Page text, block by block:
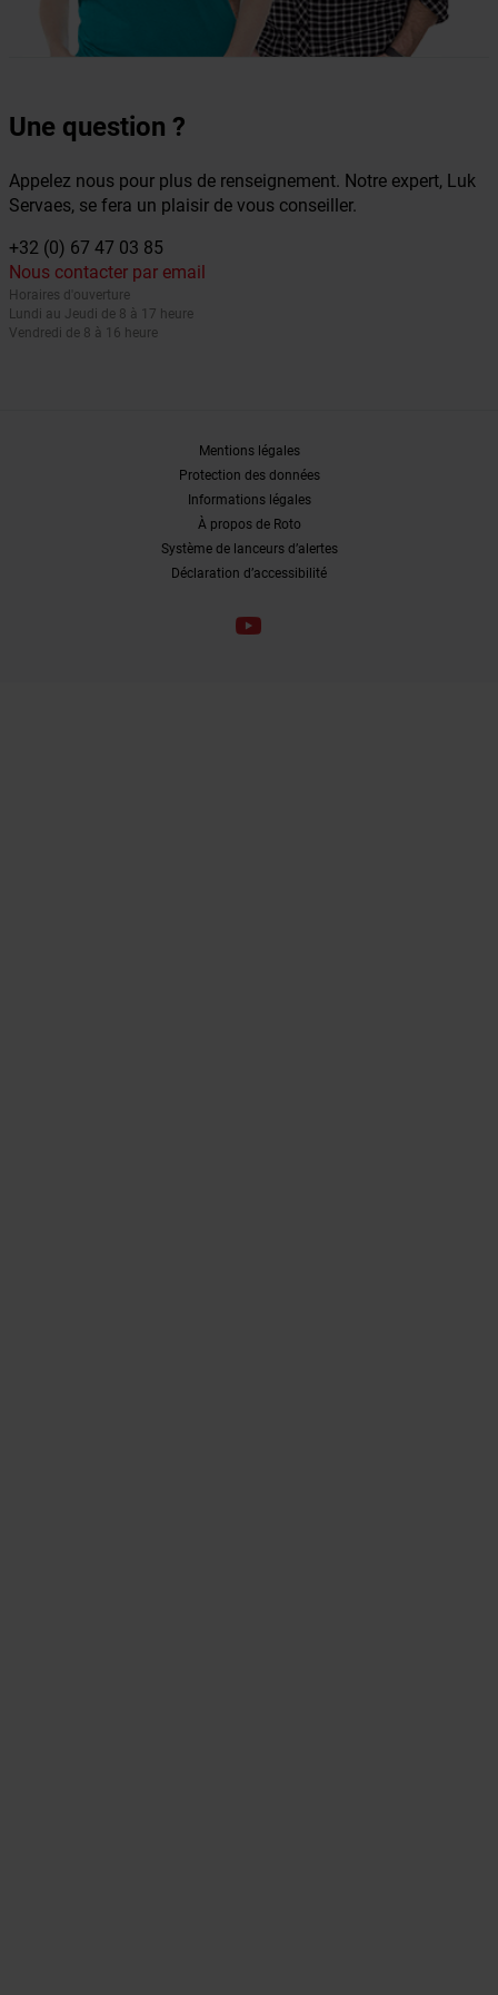
Une question ?
Appelez nous pour plus de renseignement. Notre expert, Luk
Servaes, se fera un plaisir de vous conseiller.
+32 (0) 67 47 03 85
Nous contacter par email
Horaires d'ouverture
Lundi au Jeudi de 8 à 17 heure
Vendredi de 8 à 16 heure
Mentions légales
Protection des données
Informations légales
À propos de Roto
Système de lanceurs d’alertes
Déclaration d’accessibilité